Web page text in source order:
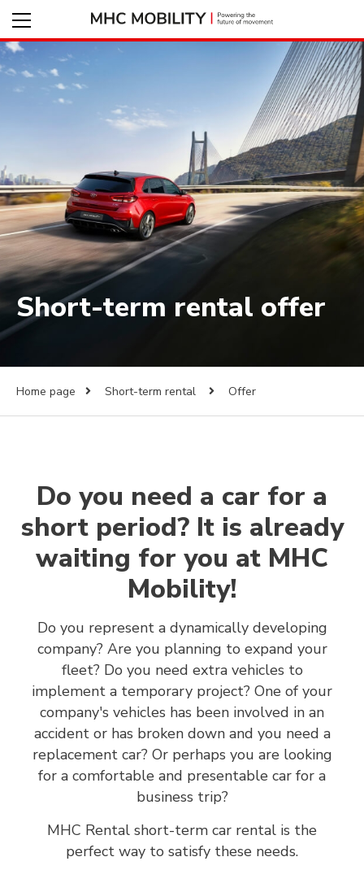
Short-term rental offer
Home page Short-term rental Offer
Do you need a car for a
short period? It is already
waiting for you at MHC
Mobility!
Do you represent a dynamically developing
company? Are you planning to expand your
fleet? Do you need extra vehicles to
implement a temporary project? One of your
company's vehicles has been involved in an
accident or has broken down and you need a
replacement car? Or perhaps you are looking
for a comfortable and presentable car for a
business trip?
MHC Rental short-term car rental is the
perfect way to satisfy these needs.